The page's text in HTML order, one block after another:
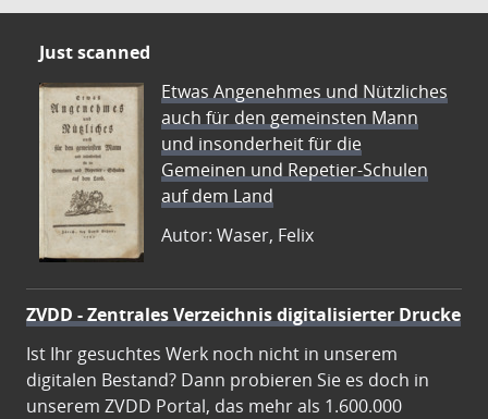
Just scanned
Etwas Angenehmes und Nützliches
auch für den gemeinsten Mann
und insonderheit für die
Gemeinen und Repetier-Schulen
auf dem Land
Autor: Waser, Felix
ZVDD - Zentrales Verzeichnis digitalisierter Drucke
Ist Ihr gesuchtes Werk noch nicht in unserem
digitalen Bestand? Dann probieren Sie es doch in
unserem ZVDD Portal, das mehr als 1.600.000